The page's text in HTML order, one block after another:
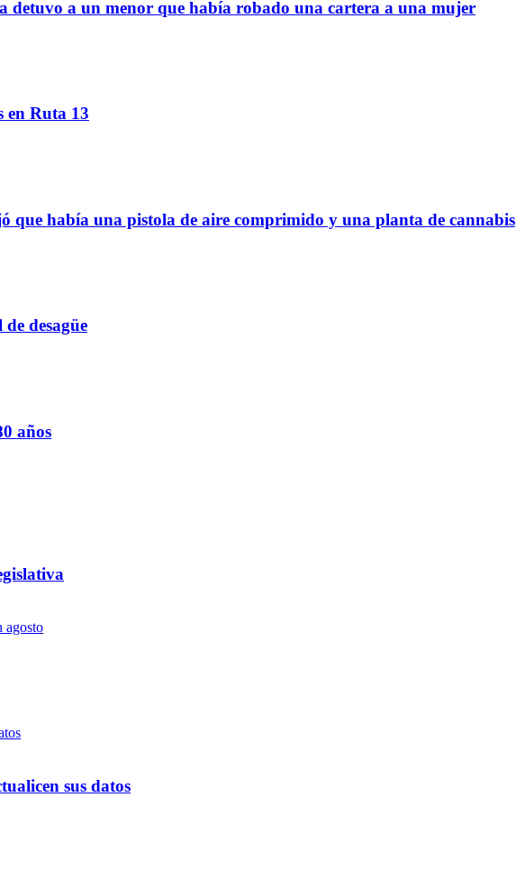
detuvo a un menor que había robado una cartera a una mujer
en Ruta 13
había una pistola de aire comprimido y una planta de cannabis
desagüe
años
sus datos